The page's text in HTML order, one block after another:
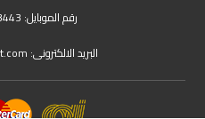
رقم الموبايل:
البريد الالكترونى: